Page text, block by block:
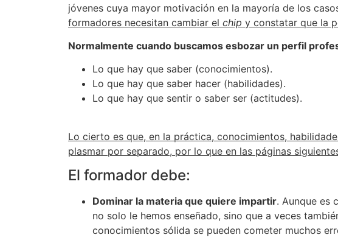
jóvenes cuya mayor motivación en la mayoría de los
formadores necesitan cambiar el chip y constatar que la
Normalmente cuando buscamos esbozar un perfil
Lo que hay que saber (conocimientos).
Lo que hay que saber hacer (habilidades).
Lo que hay que sentir o saber ser (actitudes).
Lo cierto es que, en la práctica, conocimientos,
plasmar por separado, por lo que en las páginas
El formador debe:
Dominar la materia que quiere impartir. Aunque es
no solo le hemos enseñado, sino que a veces
conocimientos sólida se pueden cometer muchos